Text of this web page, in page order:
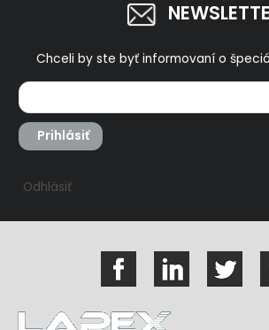
Chceli by ste byť informovaní o
Prihlásiť
Odhlásiť